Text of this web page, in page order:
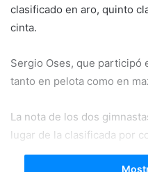
clasificado en aro, quinto
cinta.
Sergio Oses, que participó
tanto en pelota como en
La nota de los dos
lugar de la clasificada por